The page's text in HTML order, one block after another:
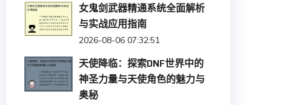
女鬼剑武器精通系统全面解析
与实战应用指南
2026-08-06 07:32:51
天使降临：探索DNF世界中的
神圣力量与天使角色的魅力与
奥秘